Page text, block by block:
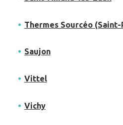
Thermes Sourcéo
Saujon
Vittel
Vichy